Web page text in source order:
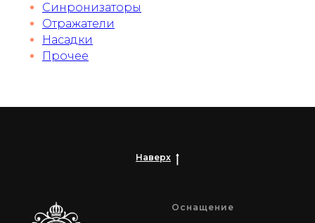
Синронизаторы
Отражатели
Насадки
Прочее
Наверх
Оснащение